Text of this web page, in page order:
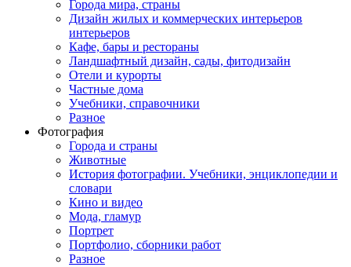
Города мира, страны
Дизайн жилых и коммерческих интерьеров
интерьеров
Кафе, бары и рестораны
Ландшафтный дизайн, сады, фитодизайн
Отели и курорты
Частные дома
Учебники, справочники
Разное
Фотография
Города и страны
Животные
История фотографии. Учебники, энциклопедии и
словари
Кино и видео
Мода, гламур
Портрет
Портфолио, сборники работ
Разное